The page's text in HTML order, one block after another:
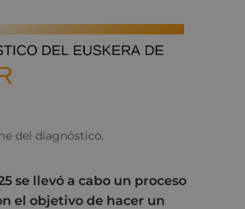
del diagnóstico.
se llevó a cabo un proceso
el objetivo de hacer un